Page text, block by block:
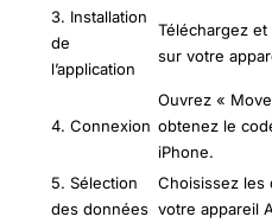
3. Installation
de
l’application
Téléchargez
sur votre
4. Connexion
Ouvrez «
obtenez le
iPhone.
5. Sélection
des données
Choisissez les
votre appareil